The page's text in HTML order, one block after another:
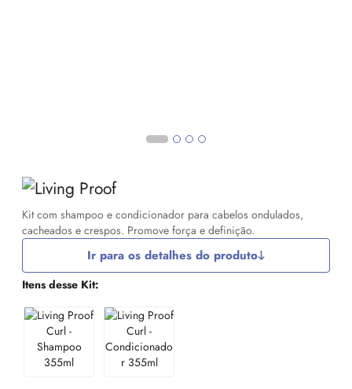
Kit com shampoo e condicionador para cabelos ondulados,
cacheados e crespos. Promove força e definição.
Ir para os detalhes do produto
Itens desse Kit: